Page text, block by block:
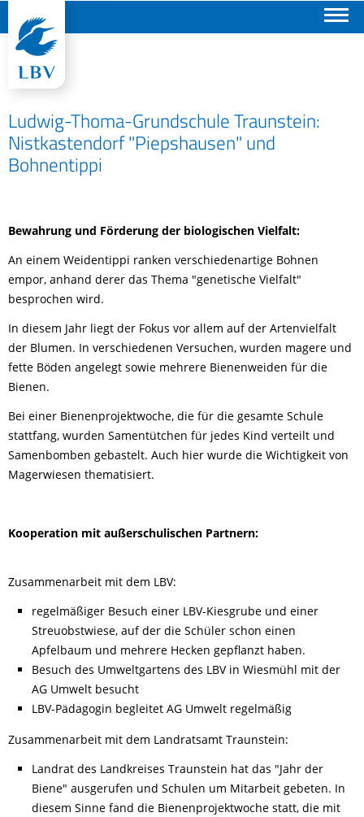
Ludwig-Thoma-Grundschule Traunstein:
Nistkastendorf "Piepshausen" und
Bohnentippi
Bewahrung und Förderung der biologischen Vielfalt:
An einem Weidentippi ranken verschiedenartige Bohnen
empor, anhand derer das Thema "genetische Vielfalt"
besprochen wird.
In diesem Jahr liegt der Fokus vor allem auf der Artenvielfalt
der Blumen. In verschiedenen Versuchen, wurden magere und
fette Böden angelegt sowie mehrere Bienenweiden für die
Bienen.
Bei einer Bienenprojektwoche, die für die gesamte Schule
stattfang, wurden Samentütchen für jedes Kind verteilt und
Samenbomben gebastelt. Auch hier wurde die Wichtigkeit von
Magerwiesen thematisiert.
Kooperation mit außerschulischen Partnern:
Zusammenarbeit mit dem LBV:
regelmäßiger Besuch einer LBV-Kiesgrube und einer
Streuobstwiese, auf der die Schüler schon einen
Apfelbaum und mehrere Hecken gepflanzt haben.
Besuch des Umweltgartens des LBV in Wiesmühl mit der
AG Umwelt besucht
LBV-Pädagogin begleitet AG Umwelt regelmäßig
Zusammenarbeit mit dem Landratsamt Traunstein:
Landrat des Landkreises Traunstein hat das "Jahr der
Biene" ausgerufen und Schulen um Mitarbeit gebeten. In
diesem Sinne fand die Bienenprojektwoche statt, die mit